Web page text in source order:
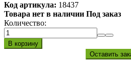
Код артикула: 18437
Товара нет в наличии Под заказ
Количество: